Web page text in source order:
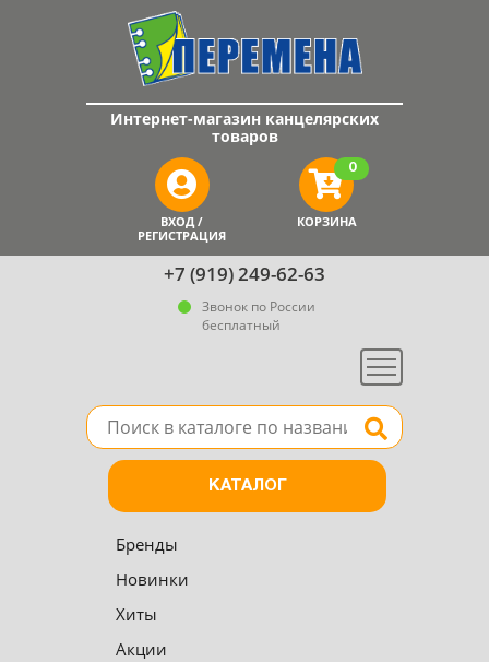
+7 (919) 249-62-63
Звонок по России
бесплатный
Меню
Интернет-магазин канцелярских
товаров
ВХОД /
РЕГИСТРАЦИЯ
КОРЗИНА
0
Поле для поиска товара в каталоге Найти
КАТАЛОГ
Бренды
Новинки
Хиты
Акции